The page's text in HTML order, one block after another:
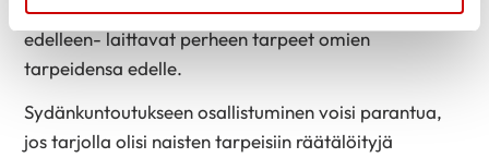
Toisaalta he voivat olla omaishoitajia, jolloin he -
edelleen- laittavat perheen tarpeet omien
tarpeidensa edelle.
Sydänkuntoutukseen osallistuminen voisi parantua,
jos tarjolla olisi naisten tarpeisiin räätälöityjä